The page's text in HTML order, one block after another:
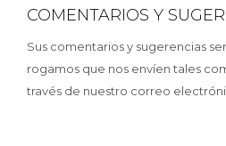
COMENTARIOS Y
Sus comentarios y sugerencias
rogamos que nos envíen tales
través de nuestro correo